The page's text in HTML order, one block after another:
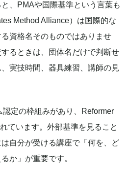
、PMAや国際基準という言葉も
Method Alliance）は国際的な
資格名そのものではありませ
るときは、団体名だけで判断せ
実技時間、器具練習、講師の見
定の枠組みがあり、Reformer
ています。外部基準を見ること
自分が受ける講座で「何を、ど
か」が重要です。